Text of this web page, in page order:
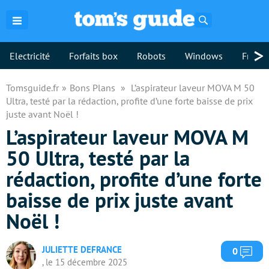
Electricité Forfaits box Robots Windows >
Tomsguide.fr Bons Plans
L’aspirateur laveur MOVA M 50
Ultra, testé par la rédaction, profite d’une forte baisse de prix
juste avant Noël !
L’aspirateur laveur MOVA M
50 Ultra, testé par la
rédaction, profite d’une forte
baisse de prix juste avant
Noël !
JULIETTE DEFRANCE
, le 15 décembre 2025
0